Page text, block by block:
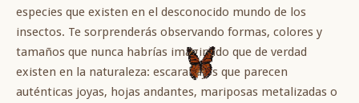
especies que existen en el desconocido mundo de los
insectos. Te sorprenderás observando formas, colores y
tamaños que nunca habrías imaginado que de verdad
existen en la naturaleza: escarabajos que parecen
auténticas joyas, hojas andantes, mariposas metalizadas o